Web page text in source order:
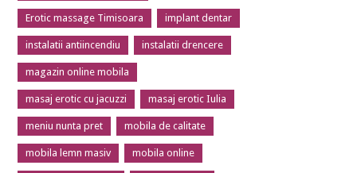
Erotic massage Timisoara implant dentar
instalatii antiincendiu instalatii drencere
magazin online mobila
masaj erotic cu jacuzzi masaj erotic Iulia
meniu nunta pret mobila de calitate
mobila lemn masiv mobila online